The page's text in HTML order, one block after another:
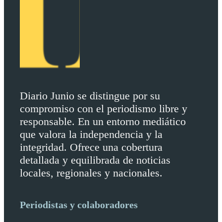
Diario Junio se distingue por su
compromiso con el periodismo libre y
responsable. En un entorno mediático
que valora la independencia y la
integridad. Ofrece una cobertura
detallada y equilibrada de noticias
locales, regionales y nacionales.
Periodistas y colaboradores